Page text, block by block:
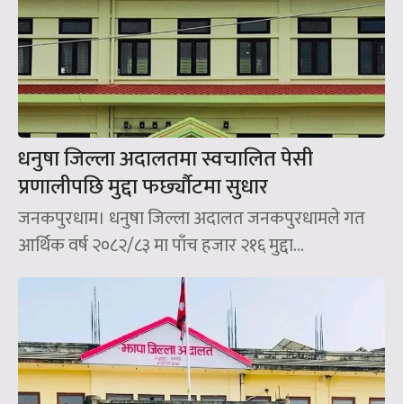
धनुषा जिल्ला अदालतमा स्वचालित पेसी
प्रणालीपछि मुद्दा फर्छ्यौटमा सुधार
जनकपुरधाम। धनुषा जिल्ला अदालत जनकपुरधामले गत
आर्थिक वर्ष २०८२/८३ मा पाँच हजार २१६ मुद्दा...